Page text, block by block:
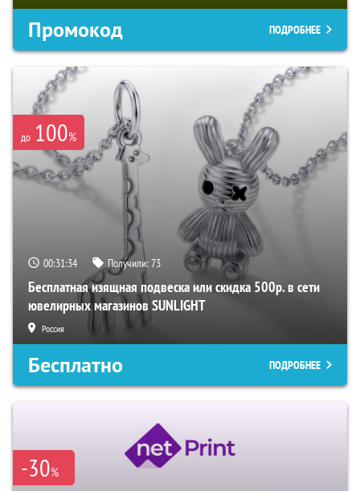
Промокод ПОДРОБНЕЕ
до 100%
00:31:33 Получили:73
Бесплатная изящная подвеска или скидка 500р. в сети
ювелирных магазинов SUNLIGHT
Россия
Бесплатно ПОДРОБНЕЕ
-30%